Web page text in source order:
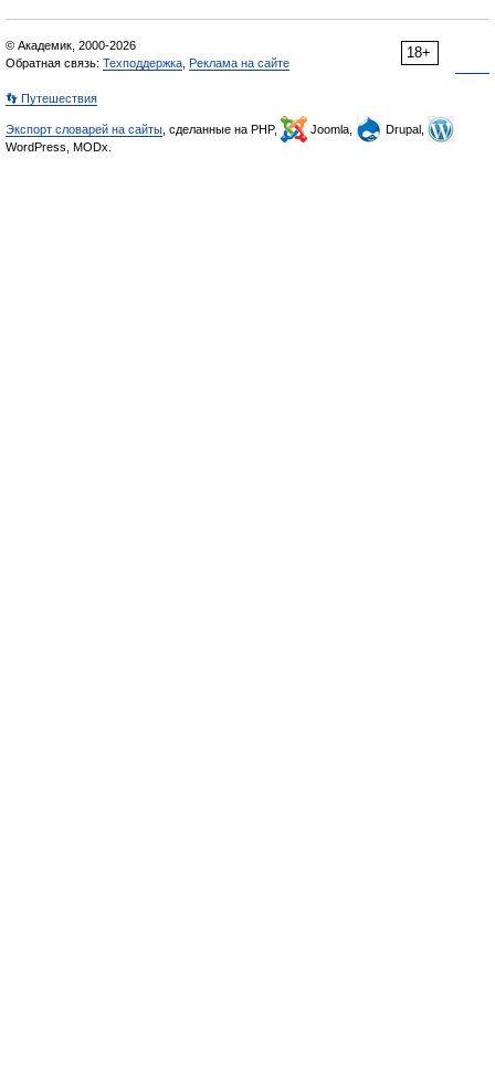
18+
© Академик, 2000-2026
Обратная связь: Техподдержка Реклама на сайте
👣 Путешествия
Экспорт словарей на сайты , сделанные на PHP, Joomla,
Drupal,
WordPress, MODx.